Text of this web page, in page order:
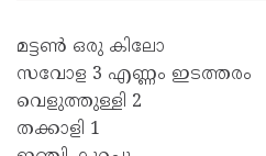
മട്ടൺ ഒരു കിലോ
സവോള 3 എണ്ണം ഇടത്തരം
വെളുത്തുള്ളി 2
തക്കാളി 1